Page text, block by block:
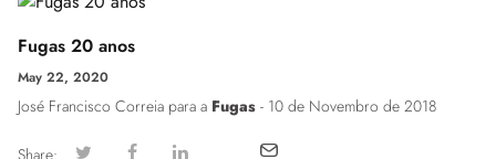
Fugas 20 anos
May 22, 2020
José Francisco Correia para a Fugas - 10 de Novembro de 2018